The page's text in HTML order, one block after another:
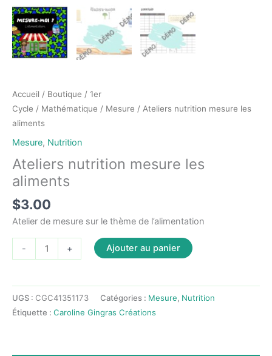
Accueil / Boutique / 1er
Cycle / Mathématique / Mesure / Ateliers nutrition mesure les
aliments
Mesure, Nutrition
Ateliers nutrition mesure les
aliments
$3.00
Atelier de mesure sur le thème de l’alimentation
-
de
nutrition
mesure
les
+ Ajouter au panier
UGS : CGC41351173 Catégories : Mesure, Nutrition
Étiquette : Caroline Gingras Créations